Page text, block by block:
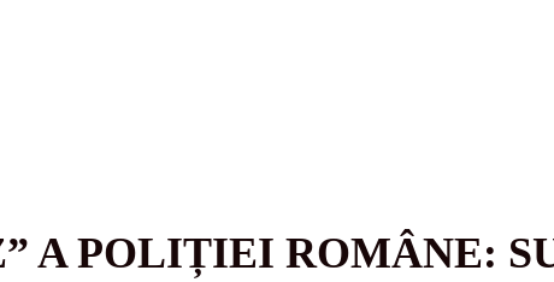
A POLIȚIEI ROMÂNE: